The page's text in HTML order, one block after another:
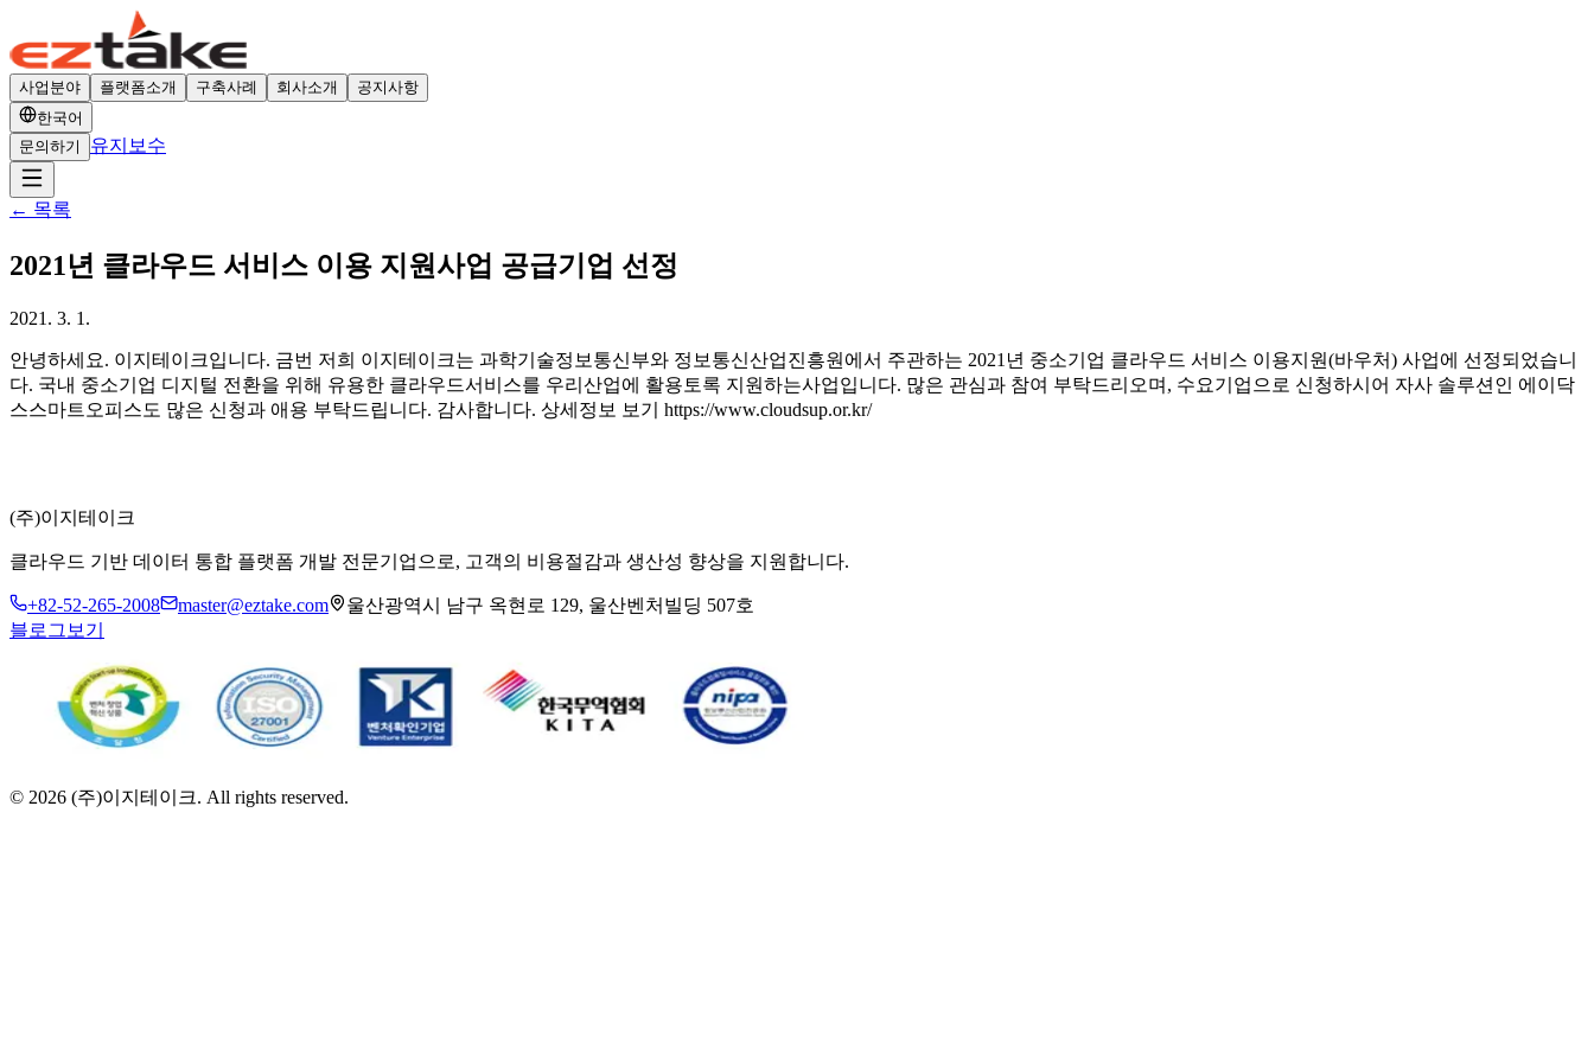
사업분야 플랫폼소개 구축사례 회사소개
공지사항
한국어
문의하기
유지보수
← 목록
2021년 클라우드 서비스 이용 지원사업 공급기업 선정
2021. 3. 1.
안녕하세요. 이지테이크입니다. 금번 저희 이지테이크는 과학기술정보통신부와 정보통신산업진흥원에서 주관하는 2021년 중소기업 클라우드 서비스 이용지원(바우처) 사업에 선정되었습니
다. 국내 중소기업 디지털 전환을 위해 유용한 클라우드서비스를 우리산업에 활용토록 지원하는사업입니다. 많은 관심과 참여 부탁드리오며, 수요기업으로 신청하시어 자사 솔루션인 에이닥
스스마트오피스도 많은 신청과 애용 부탁드립니다. 감사합니다. 상세정보 보기 https://www.cloudsup.or.kr/
(주)이지테이크
클라우드 기반 데이터 통합 플랫폼 개발 전문기업으로, 고객의 비용절감과 생산성 향상을 지원합니다.
+82-52-265-2008 master@eztake.com
울산광역시 남구 옥현로 129, 울산벤처빌딩 507호
블로그보기
© 2026 (주)이지테이크. All rights reserved.